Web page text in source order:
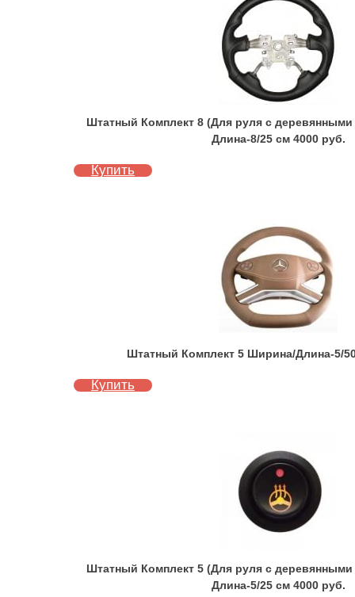
Штатный Комплект 8 (Для руля с
Длина-8/25 см 4000 руб.
Купить
Штатный Комплект 5 Ширина/Длина-5/
Купить
Штатный Комплект 5 (Для руля с
Длина-5/25 см 4000 руб.